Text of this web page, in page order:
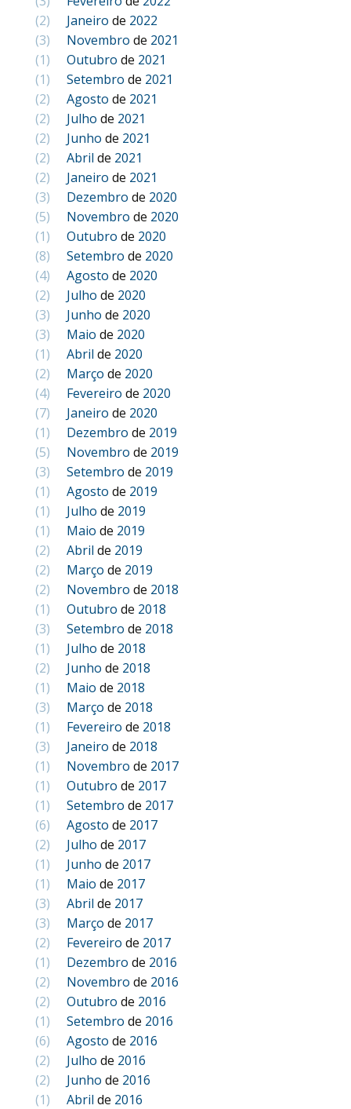
(2)
Janeiro de 2022
(3)
Novembro de 2021
(1)
Outubro de 2021
(1)
Setembro de 2021
(2)
Agosto de 2021
(2)
Julho de 2021
(2)
Junho de 2021
(2)
Abril de 2021
(2)
Janeiro de 2021
(3)
Dezembro de 2020
(5)
Novembro de 2020
(1)
Outubro de 2020
(8)
Setembro de 2020
(4)
Agosto de 2020
(2)
Julho de 2020
(3)
Junho de 2020
(3)
Maio de 2020
(1)
Abril de 2020
(2)
Março de 2020
(4)
Fevereiro de 2020
(7)
Janeiro de 2020
(1)
Dezembro de 2019
(5)
Novembro de 2019
(3)
Setembro de 2019
(1)
Agosto de 2019
(1)
Julho de 2019
(1)
Maio de 2019
(2)
Abril de 2019
(2)
Março de 2019
(2)
Novembro de 2018
(1)
Outubro de 2018
(3)
Setembro de 2018
(1)
Julho de 2018
(2)
Junho de 2018
(1)
Maio de 2018
(3)
Março de 2018
(1)
Fevereiro de 2018
(3)
Janeiro de 2018
(1)
Novembro de 2017
(1)
Outubro de 2017
(1)
Setembro de 2017
(6)
Agosto de 2017
(2)
Julho de 2017
(1)
Junho de 2017
(1)
Maio de 2017
(3)
Abril de 2017
(3)
Março de 2017
(2)
Fevereiro de 2017
(1)
Dezembro de 2016
(2)
Novembro de 2016
(2)
Outubro de 2016
(1)
Setembro de 2016
(6)
Agosto de 2016
(2)
Julho de 2016
(2)
Junho de 2016
(1)
Abril de 2016